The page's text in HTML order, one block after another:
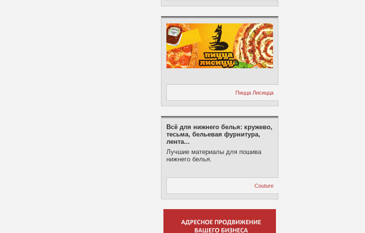
Пицца Лисицца
Всё для нижнего белья: кружево,
тесьма, бельевая фурнитура,
лента...
Лучшие материалы для пошива
нижнего белья.
Couture